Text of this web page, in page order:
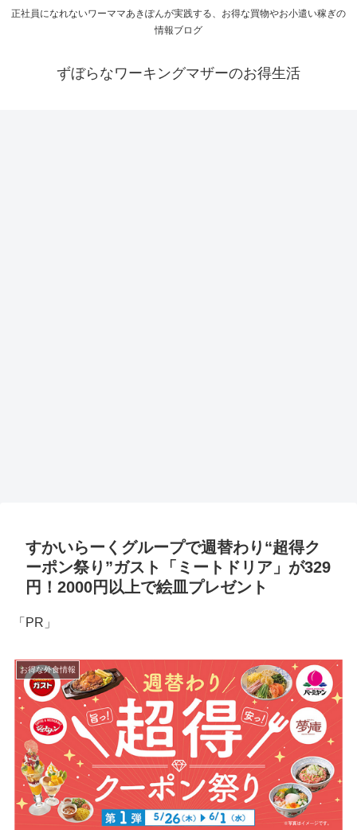
正社員になれないワーママあきぽんが実践する、お得な買物やお小遣い稼ぎの
情報ブログ
ずぼらなワーキングマザーのお得生活
すかいらーくグループで週替わり“超得ク
ーポン祭り”ガスト「ミートドリア」が329
円！2000円以上で絵皿プレゼント
「PR」
お得な外食情報